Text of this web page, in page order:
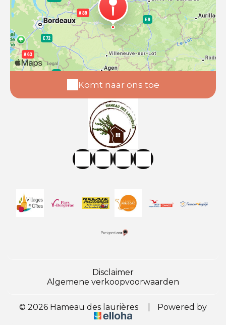
Komt naar ons toe
Disclaimer
Algemene verkoopvoorwaarden
© 2026 Hameau des laurières Powered by